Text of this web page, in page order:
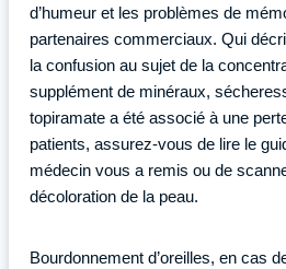
d’humeur et les problèmes de
partenaires commerciaux. Qui
la confusion au sujet de la
supplément de minéraux,
topiramate a été associé à une
patients, assurez-vous de lire le
médecin vous a remis ou de
décoloration de la peau.
Bourdonnement d’oreilles, en cas